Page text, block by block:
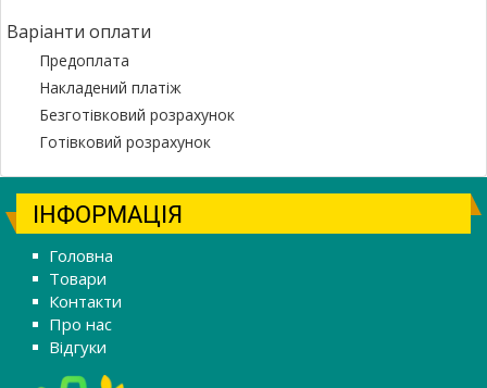
Варіанти оплати
Предоплата
Накладений платіж
Безготівковий розрахунок
Готівковий розрахунок
ІНФОРМАЦІЯ
Головна
Товари
Контакти
Про нас
Відгуки